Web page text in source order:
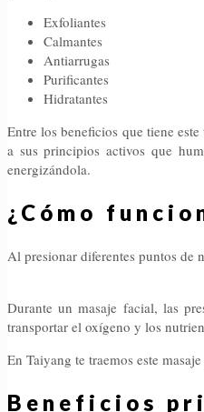
Exfoliantes
Calmantes
Antiarrugas
Purificantes
Hidratantes
Entre los beneficios que tiene
a sus principios activos que
energizándola.
¿Cómo
Al presionar diferentes puntos de
Durante un masaje facial, las
transportar el oxígeno y los
En Taiyang te traemos este
Beneficios